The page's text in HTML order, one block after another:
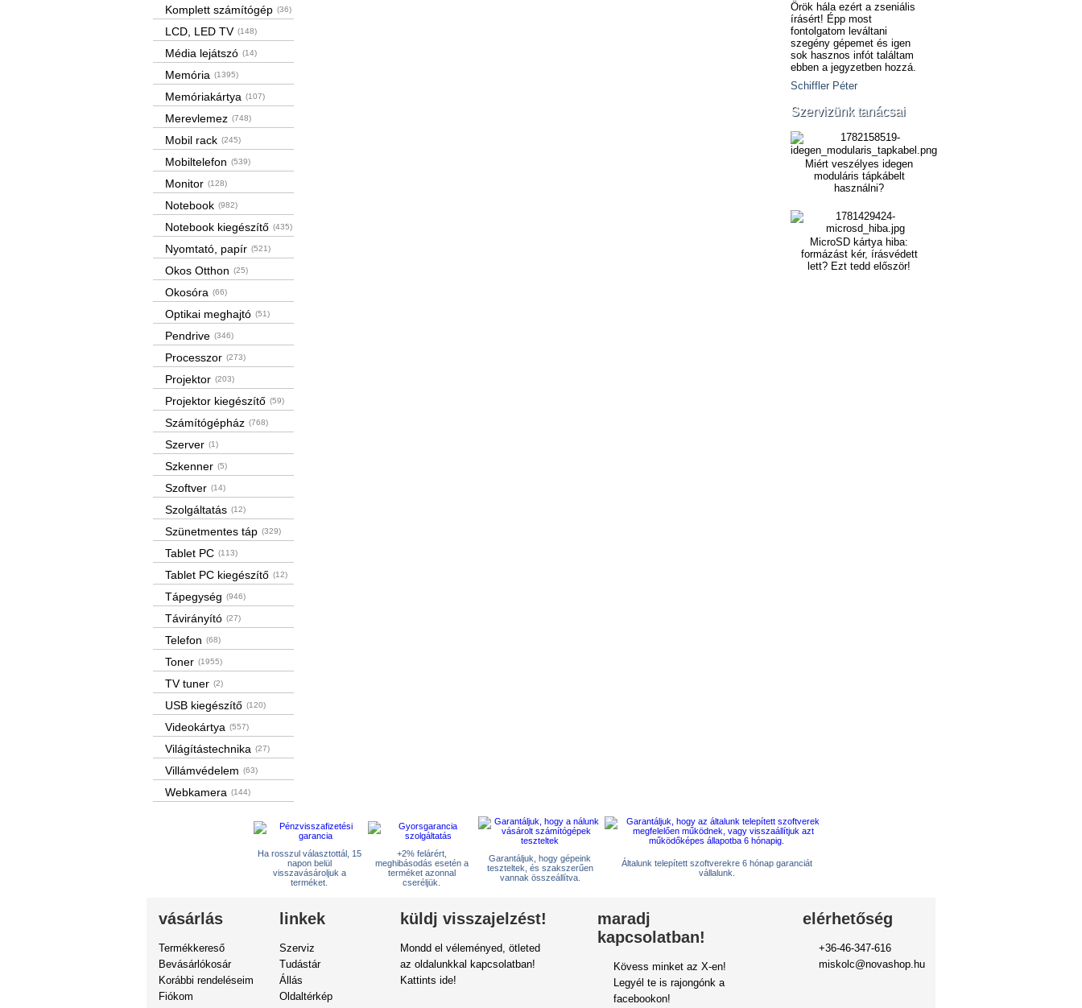
Komplett számítógép (36)
LCD, LED TV (148)
Média lejátszó (14)
Memória (1395)
Memóriakártya (107)
Merevlemez (748)
Mobil rack (245)
Mobiltelefon (539)
Monitor (128)
Notebook (982)
Notebook kiegészítő (435)
Nyomtató, papír (521)
Okos Otthon (25)
Okosóra (66)
Optikai meghajtó (51)
Pendrive (346)
Processzor (273)
Projektor (203)
Projektor kiegészítő (59)
Számítógépház (768)
Szerver (1)
Szkenner (5)
Szoftver (14)
Szolgáltatás (12)
Szünetmentes táp (329)
Tablet PC (113)
Tablet PC kiegészítő (12)
Tápegység (946)
Távirányító (27)
Telefon (68)
Toner (1955)
TV tuner (2)
USB kiegészítő (120)
Videokártya (557)
Világítástechnika (27)
Villámvédelem (63)
Webkamera (144)
Örök hála ezért a zseniális
írásért! Épp most
fontolgatom leváltani
szegény gépemet és igen
sok hasznos infót találtam
ebben a jegyzetben hozzá.
Schiffler Péter
Szervizünk tanácsai
Miért veszélyes idegen
moduláris tápkábelt
használni?
MicroSD kártya hiba:
formázást kér, írásvédett
lett? Ezt tedd először!
Ha rosszul választottál, 15
napon belül
visszavásároljuk a
terméket.
+2% felárért,
meghibásodás esetén a
terméket azonnal
cseréljük.
Garantáljuk, hogy gépeink
teszteltek, és szakszerűen
vannak összeállítva.
Általunk telepített szoftverekre 6 hónap garanciát
vállalunk.
vásárlás
Termékkereső
Bevásárlókosár
Korábbi rendeléseim
Fiókom
linkek
Szerviz
Tudástár
Állás
Oldaltérkép
küldj visszajelzést!
Mondd el véleményed, ötleted
az oldalunkkal kapcsolatban!
Kattints ide!
maradj
kapcsolatban!
Kövess minket az X-en!
Legyél te is rajongónk a
facebookon!
elérhetőség
+36-46-347-616
miskolc@novashop.hu